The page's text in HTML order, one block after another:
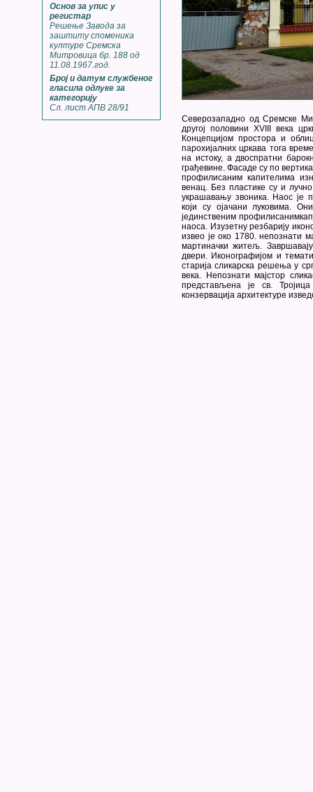
Основ за упис у
регистар
Решење Завода за
заштиту споменика
културе Сремска
Митровица бр. 188 од
11.08.1967.год.
Број и датум службеног
гласила одлуке за
категорију
Сл. лист АПВ 28/91
Северозападно од Сремске
другој половини XVIII века
Концепцијом простора и
парохијалних цркава тога
на истоку, а двоспратни
грађевине. Фасаде су по
профилисаним капителима
венац. Без пластике су и
украшавању звоника. Наос је
који су ојачани луковима.
јединственим
наоса. Изузетну резбарију
извео је око 1780. непознати
мартиначки житељ.
двери. Иконографијом и
старија сликарска решења у
века. Непознати мајстор
представљена је св.
конзервација архитектуре